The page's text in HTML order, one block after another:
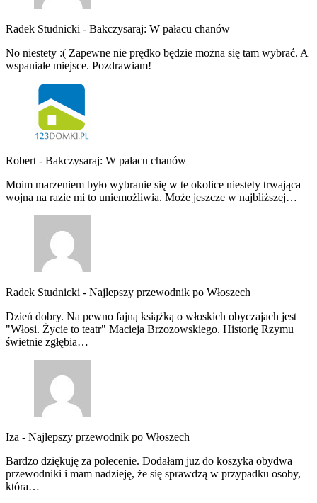
Radek Studnicki - Bakczysaraj: W pałacu chanów
No niestety :( Zapewne nie prędko będzie można się tam wybrać. A
wspaniałe miejsce. Pozdrawiam!
Robert - Bakczysaraj: W pałacu chanów
Moim marzeniem było wybranie się w te okolice niestety trwająca
wojna na razie mi to uniemożliwia. Może jeszcze w najbliższej…
Radek Studnicki - Najlepszy przewodnik po Włoszech
Dzień dobry. Na pewno fajną książką o włoskich obyczajach jest
"Włosi. Życie to teatr" Macieja Brzozowskiego. Historię Rzymu
świetnie zgłębia…
Iza - Najlepszy przewodnik po Włoszech
Bardzo dziękuję za polecenie. Dodałam juz do koszyka obydwa
przewodniki i mam nadzieję, że się sprawdzą w przypadku osoby,
która…